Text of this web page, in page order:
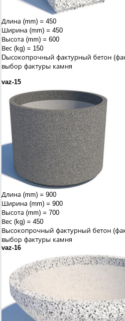
Длина (mm) = 450
Ширина (mm) = 450
Высота (mm) = 600
Вес (kg) = 150
Dысокопрочный фактурный бетон
выбор фактуры камня
vaz-15
Длина (mm) = 900
Ширина (mm) = 900
Высота (mm) = 700
Вес (kg) = 450
Высокопрочный фактурный бетон
выбор фактуры камня
vaz-16